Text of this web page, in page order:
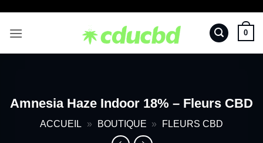
contenu
0
Amnesia Haze Indoor 18% – Fleurs CBD
ACCUEIL » BOUTIQUE » FLEURS CBD